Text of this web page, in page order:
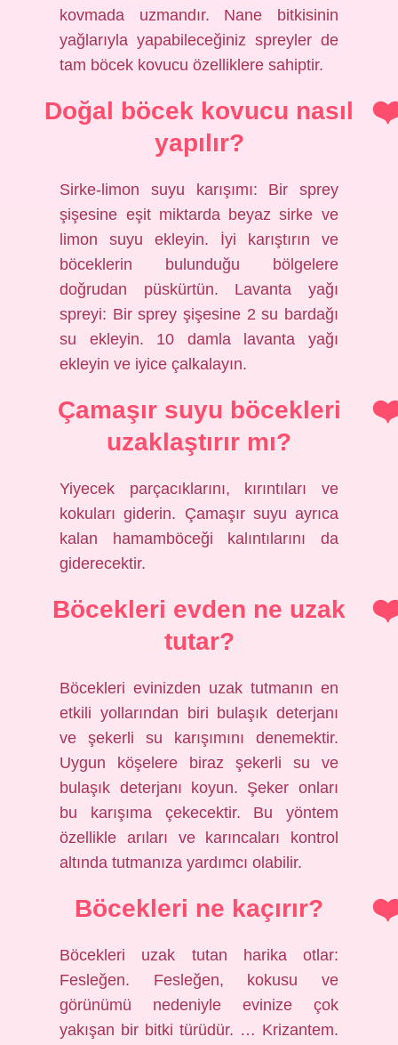
kovmada uzmandır. Nane bitkisinin
yağlarıyla yapabileceğiniz spreyler de
tam böcek kovucu özelliklere sahiptir.
Doğal böcek kovucu nasıl
yapılır?
Sirke-limon suyu karışımı: Bir sprey
şişesine eşit miktarda beyaz sirke ve
limon suyu ekleyin. İyi karıştırın ve
böceklerin bulunduğu bölgelere
doğrudan püskürtün. Lavanta yağı
spreyi: Bir sprey şişesine 2 su bardağı
su ekleyin. 10 damla lavanta yağı
ekleyin ve iyice çalkalayın.
Çamaşır suyu böcekleri
uzaklaştırır mı?
Yiyecek parçacıklarını, kırıntıları ve
kokuları giderin. Çamaşır suyu ayrıca
kalan hamamböceği kalıntılarını da
giderecektir.
Böcekleri evden ne uzak
tutar?
Böcekleri evinizden uzak tutmanın en
etkili yollarından biri bulaşık deterjanı
ve şekerli su karışımını denemektir.
Uygun köşelere biraz şekerli su ve
bulaşık deterjanı koyun. Şeker onları
bu karışıma çekecektir. Bu yöntem
özellikle arıları ve karıncaları kontrol
altında tutmanıza yardımcı olabilir.
Böcekleri ne kaçırır?
Böcekleri uzak tutan harika otlar:
Fesleğen. Fesleğen, kokusu ve
görünümü nedeniyle evinize çok
yakışan bir bitki türüdür. … Krizantem.